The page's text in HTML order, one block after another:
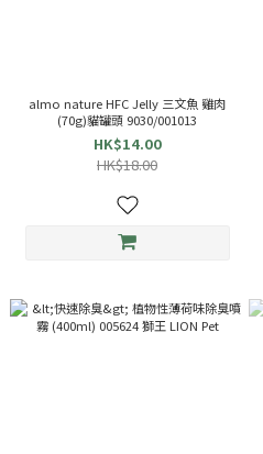
almo nature HFC Jelly 三文魚 雞肉
(70g)貓罐頭 9030/001013
HK$14.00
HK$18.00